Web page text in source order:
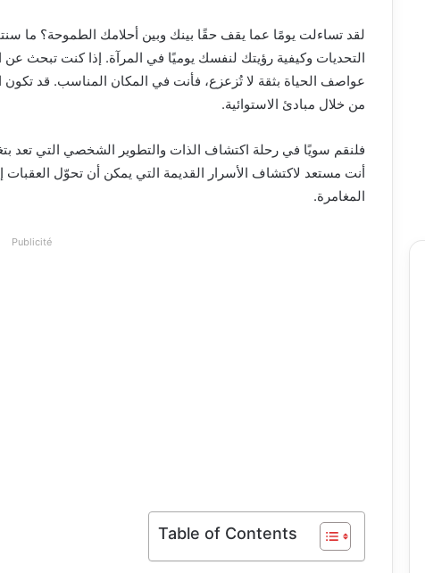
o
n
X
ي
د
ا
لقد تساءلت يومًا عما يقف حقًا بينك وبين أحلامك الطموحة؟ ما
التحديات وكيفية رؤيتك لنفسك يوميًا في المرآة. إذا كنت تبحث عن
عواصف الحياة بثقة لا تُزعزع، فأنت في المكان المناسب. قد تكون
من خلال مبادئ الاستوائية.
فلنقم سويًا في رحلة اكتشاف الذات والتطوير الشخصي التي تعد
أنت مستعد لاكتشاف الأسرار القديمة التي يمكن أن تحوّل
المغامرة.
Publicité
Table of Contents